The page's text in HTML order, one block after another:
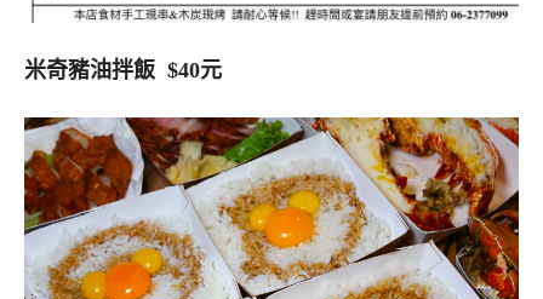
米奇豬油拌飯 $40元